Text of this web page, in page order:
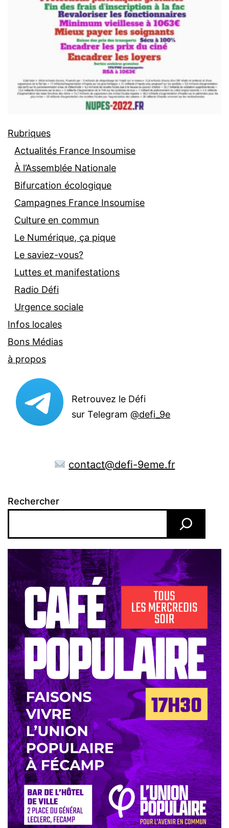
Rubriques
Actualités France Insoumise
À l’Assemblée Nationale
Bifurcation écologique
Campagnes France Insoumise
Culture en commun
Le Numérique, ça pique
Le saviez-vous?
Luttes et manifestations
Radio Défi
Urgence sociale
Infos locales
Bons Médias
à propos
Retrouvez le Défi
sur Telegram@defi_9e
contact@defi-9eme.fr
Rechercher